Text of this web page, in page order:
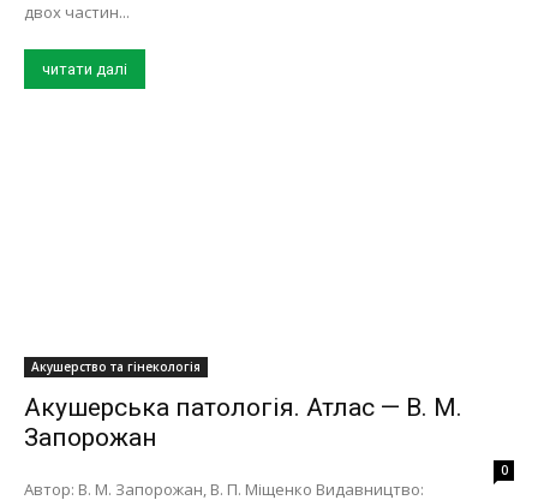
двох частин...
читати далі
Акушерство та гінекологія
Акушерська патологія. Атлас — В. М.
Запорожан
0
Автор: В. М. Запорожан, В. П. Міщенко Видавництво: